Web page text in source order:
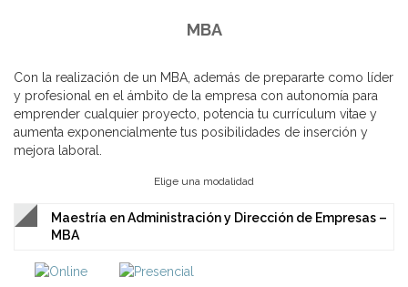
MBA
Con la realización de un MBA, además de prepararte como líder
y profesional en el ámbito de la empresa con autonomía para
emprender cualquier proyecto, potencia tu currículum vitae y
aumenta exponencialmente tus posibilidades de inserción y
mejora laboral.
Elige una modalidad
Maestría en Administración y Dirección de Empresas –
MBA